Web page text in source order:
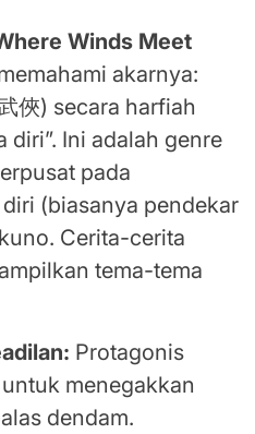
Winds Meet
akarnya:
俠) secara harfiah
diri”. Ini adalah genre
pada
(biasanya pendekar
Cerita-cerita
tema-tema
Protagonis
menegakkan
dendam.